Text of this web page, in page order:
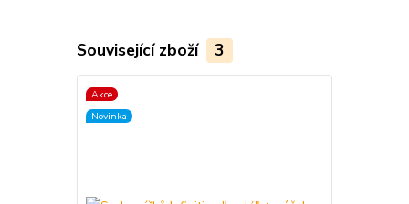
Související zboží 3
Akce
Novinka